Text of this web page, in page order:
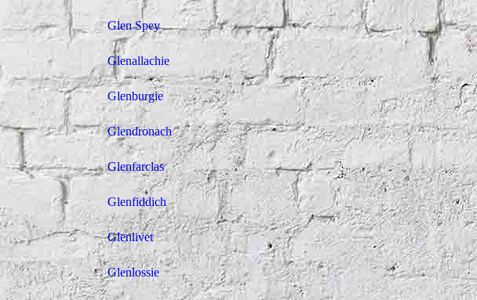
Glen Spey
Glenallachie
Glenburgie
Glendronach
Glenfarclas
Glenfiddich
Glenlivet
Glenlossie